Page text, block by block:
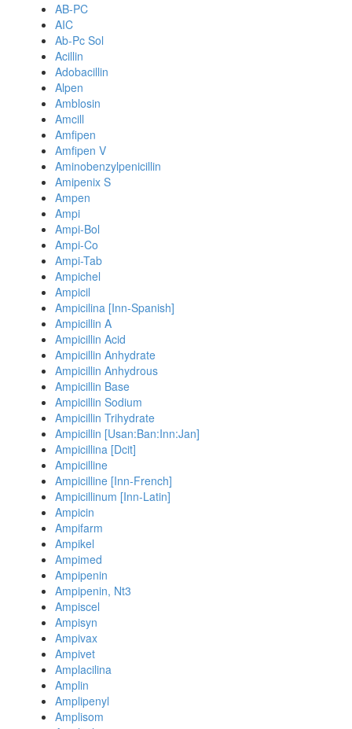
AB-PC
AIC
Ab-Pc Sol
Acillin
Adobacillin
Alpen
Amblosin
Amcill
Amfipen
Amfipen V
Aminobenzylpenicillin
Amipenix S
Ampen
Ampi
Ampi-Bol
Ampi-Co
Ampi-Tab
Ampichel
Ampicil
Ampicilina [Inn-Spanish]
Ampicillin A
Ampicillin Acid
Ampicillin Anhydrate
Ampicillin Anhydrous
Ampicillin Base
Ampicillin Sodium
Ampicillin Trihydrate
Ampicillin [Usan:Ban:Inn:Jan]
Ampicillina [Dcit]
Ampicilline
Ampicilline [Inn-French]
Ampicillinum [Inn-Latin]
Ampicin
Ampifarm
Ampikel
Ampimed
Ampipenin
Ampipenin, Nt3
Ampiscel
Ampisyn
Ampivax
Ampivet
Amplacilina
Amplin
Amplipenyl
Amplisom